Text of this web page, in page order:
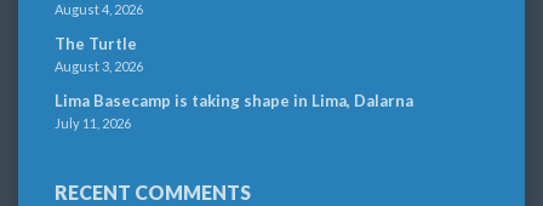
August 4, 2026
The Turtle
August 3, 2026
Lima Basecamp is taking shape in Lima, Dalarna
July 11, 2026
RECENT COMMENTS